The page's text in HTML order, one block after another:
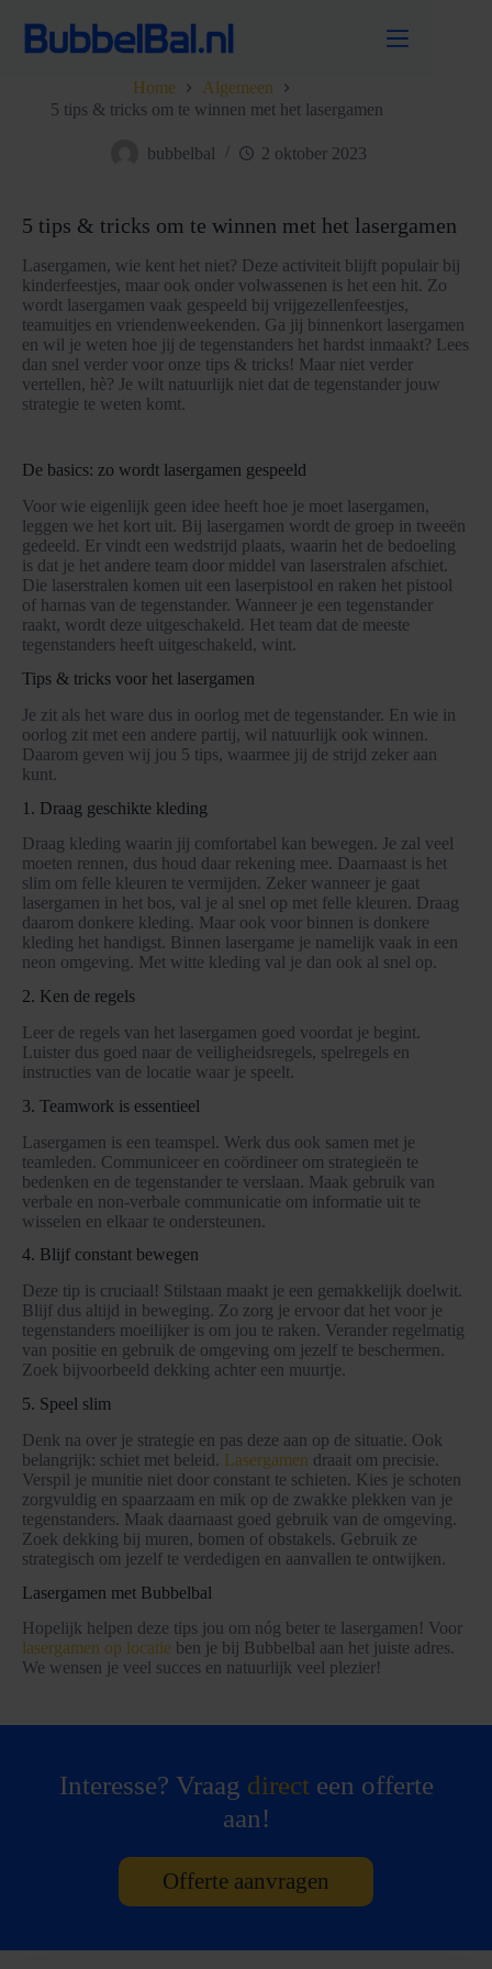
naar
Home
Algemeen
5 tips & tricks om te winnen met het lasergamen
bubbelbal 2 oktober 2023
5 tips & tricks om te winnen met het lasergamen
Lasergamen, wie kent het niet? Deze activiteit blijft populair bij
kinderfeestjes, maar ook onder volwassenen is het een hit. Zo
wordt lasergamen vaak gespeeld bij vrijgezellenfeestjes,
teamuitjes en vriendenweekenden. Ga jij binnenkort lasergamen
en wil je weten hoe jij de tegenstanders het hardst inmaakt? Lees
dan snel verder voor onze tips & tricks! Maar niet verder
vertellen, hè? Je wilt natuurlijk niet dat de tegenstander jouw
strategie te weten komt.
De basics: zo wordt lasergamen gespeeld
Voor wie eigenlijk geen idee heeft hoe je moet lasergamen,
leggen we het kort uit. Bij lasergamen wordt de groep in tweeën
gedeeld. Er vindt een wedstrijd plaats, waarin het de bedoeling
is dat je het andere team door middel van laserstralen afschiet.
Die laserstralen komen uit een laserpistool en raken het pistool
of harnas van de tegenstander. Wanneer je een tegenstander
raakt, wordt deze uitgeschakeld. Het team dat de meeste
tegenstanders heeft uitgeschakeld, wint.
Tips & tricks voor het lasergamen
Je zit als het ware dus in oorlog met de tegenstander. En wie in
oorlog zit met een andere partij, wil natuurlijk ook winnen.
Daarom geven wij jou 5 tips, waarmee jij de strijd zeker aan
kunt.
1. Draag geschikte kleding
Draag kleding waarin jij comfortabel kan bewegen. Je zal veel
moeten rennen, dus houd daar rekening mee. Daarnaast is het
slim om felle kleuren te vermijden. Zeker wanneer je gaat
lasergamen in het bos, val je al snel op met felle kleuren. Draag
daarom donkere kleding. Maar ook voor binnen is donkere
kleding het handigst. Binnen lasergame je namelijk vaak in een
neon omgeving. Met witte kleding val je dan ook al snel op.
2. Ken de regels
Leer de regels van het lasergamen goed voordat je begint.
Luister dus goed naar de veiligheidsregels, spelregels en
instructies van de locatie waar je speelt.
3. Teamwork is essentieel
Lasergamen is een teamspel. Werk dus ook samen met je
teamleden. Communiceer en coördineer om strategieën te
bedenken en de tegenstander te verslaan. Maak gebruik van
verbale en non-verbale communicatie om informatie uit te
wisselen en elkaar te ondersteunen.
4. Blijf constant bewegen
Deze tip is cruciaal! Stilstaan maakt je een gemakkelijk doelwit.
Blijf dus altijd in beweging. Zo zorg je ervoor dat het voor je
tegenstanders moeilijker is om jou te raken. Verander regelmatig
van positie en gebruik de omgeving om jezelf te beschermen.
Zoek bijvoorbeeld dekking achter een muurtje.
5. Speel slim
Denk na over je strategie en pas deze aan op de situatie. Ook
belangrijk: schiet met beleid. Lasergamen draait om precisie.
Verspil je munitie niet door constant te schieten. Kies je schoten
zorgvuldig en spaarzaam en mik op de zwakke plekken van je
tegenstanders. Maak daarnaast goed gebruik van de omgeving.
Zoek dekking bij muren, bomen of obstakels. Gebruik ze
strategisch om jezelf te verdedigen en aanvallen te ontwijken.
Lasergamen met Bubbelbal
Hopelijk helpen deze tips jou om nóg beter te lasergamen! Voor
lasergamen op locatie ben je bij Bubbelbal aan het juiste adres.
We wensen je veel succes en natuurlijk veel plezier!
Interesse? Vraag directeen offerte
aan!
Offerte aanvragen